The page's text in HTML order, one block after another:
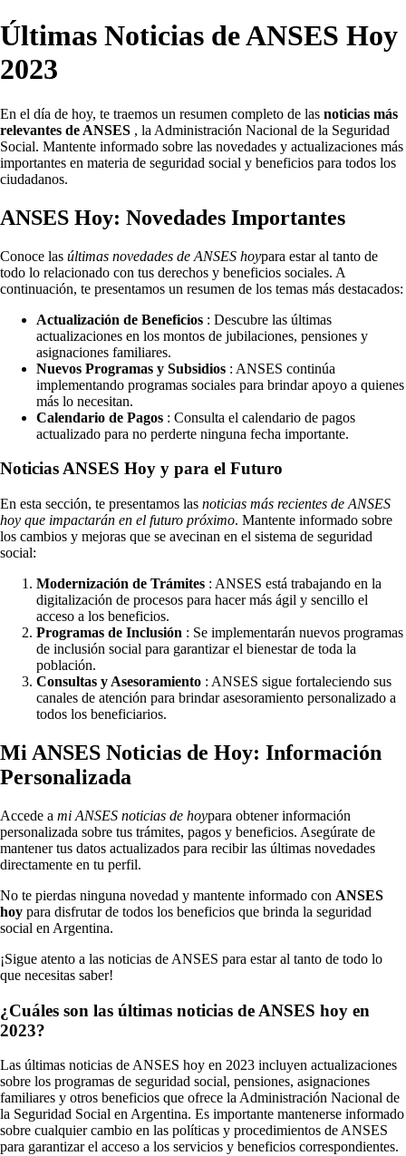
Últimas Noticias de ANSES Hoy
2023
En el día de hoy, te traemos un resumen completo de las noticias más
relevantes de ANSES , la Administración Nacional de la Seguridad
Social. Mantente informado sobre las novedades y actualizaciones más
importantes en materia de seguridad social y beneficios para todos los
ciudadanos.
ANSES Hoy: Novedades Importantes
Conoce las últimas novedades de ANSES hoypara estar al tanto de
todo lo relacionado con tus derechos y beneficios sociales. A
continuación, te presentamos un resumen de los temas más destacados:
Actualización de Beneficios : Descubre las últimas
actualizaciones en los montos de jubilaciones, pensiones y
asignaciones familiares.
Nuevos Programas y Subsidios : ANSES continúa
implementando programas sociales para brindar apoyo a quienes
más lo necesitan.
Calendario de Pagos : Consulta el calendario de pagos
actualizado para no perderte ninguna fecha importante.
Noticias ANSES Hoy y para el Futuro
En esta sección, te presentamos las noticias más recientes de ANSES
hoy que impactarán en el futuro próximo. Mantente informado sobre
los cambios y mejoras que se avecinan en el sistema de seguridad
social:
Modernización de Trámites : ANSES está trabajando en la
digitalización de procesos para hacer más ágil y sencillo el
acceso a los beneficios.
Programas de Inclusión : Se implementarán nuevos programas
de inclusión social para garantizar el bienestar de toda la
población.
Consultas y Asesoramiento : ANSES sigue fortaleciendo sus
canales de atención para brindar asesoramiento personalizado a
todos los beneficiarios.
Mi ANSES Noticias de Hoy: Información
Personalizada
Accede a mi ANSES noticias de hoypara obtener información
personalizada sobre tus trámites, pagos y beneficios. Asegúrate de
mantener tus datos actualizados para recibir las últimas novedades
directamente en tu perfil.
No te pierdas ninguna novedad y mantente informado con ANSES
hoy para disfrutar de todos los beneficios que brinda la seguridad
social en Argentina.
¡Sigue atento a las noticias de ANSES para estar al tanto de todo lo
que necesitas saber!
¿Cuáles son las últimas noticias de ANSES hoy en
2023?
Las últimas noticias de ANSES hoy en 2023 incluyen actualizaciones
sobre los programas de seguridad social, pensiones, asignaciones
familiares y otros beneficios que ofrece la Administración Nacional de
la Seguridad Social en Argentina. Es importante mantenerse informado
sobre cualquier cambio en las políticas y procedimientos de ANSES
para garantizar el acceso a los servicios y beneficios correspondientes.